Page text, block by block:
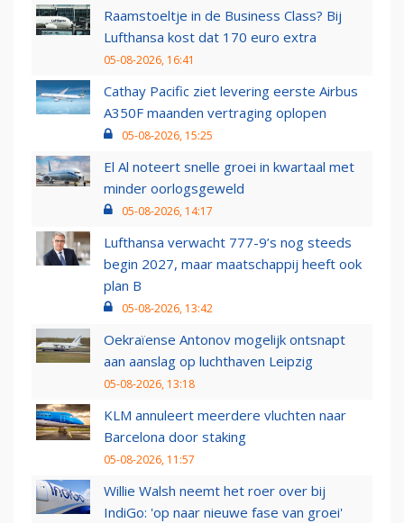
Raamstoeltje in de Business Class? Bij
Lufthansa kost dat 170 euro extra
05-08-2026, 16:41
Cathay Pacific ziet levering eerste Airbus
A350F maanden vertraging oplopen
05-08-2026, 15:25
El Al noteert snelle groei in kwartaal met
minder oorlogsgeweld
05-08-2026, 14:17
Lufthansa verwacht 777-9’s nog steeds
begin 2027, maar maatschappij heeft ook
plan B
05-08-2026, 13:42
Oekraïense Antonov mogelijk ontsnapt
aan aanslag op luchthaven Leipzig
05-08-2026, 13:18
KLM annuleert meerdere vluchten naar
Barcelona door staking
05-08-2026, 11:57
Willie Walsh neemt het roer over bij
IndiGo: 'op naar nieuwe fase van groei'